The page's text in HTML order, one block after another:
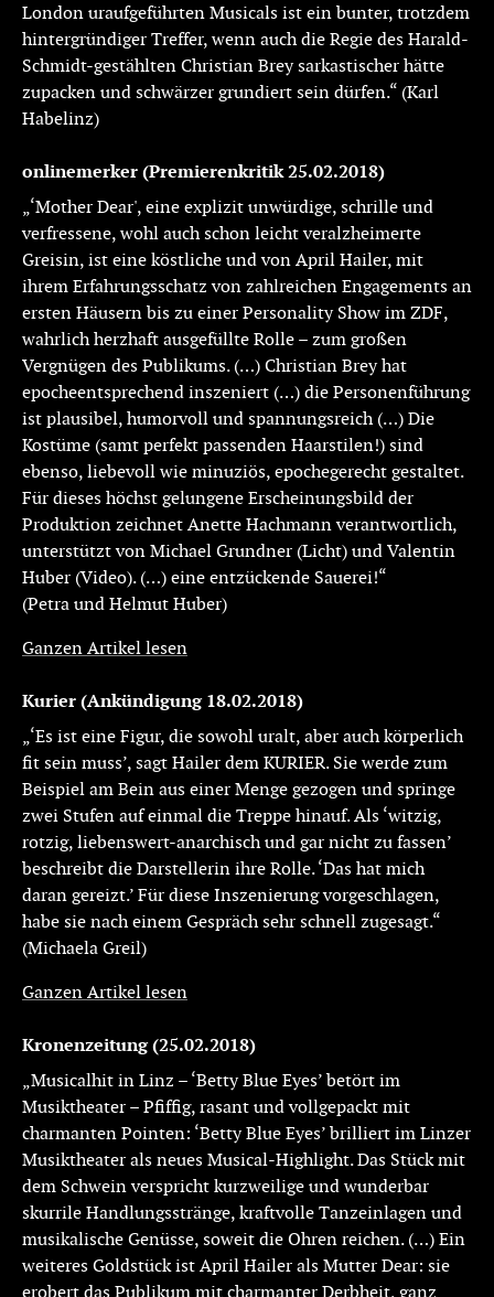
London uraufgeführten Musicals ist ein bunter, trotzdem
hintergründiger Treffer, wenn auch die Regie des Harald-
Schmidt-gestählten Christian Brey sarkastischer hätte
zupacken und schwärzer grundiert sein dürfen.“ (Karl
Habelinz)
onlinemerker (Premierenkritik 25.02.2018)
„‘Mother Dear', eine explizit unwürdige, schrille und
verfressene, wohl auch schon leicht veralzheimerte
Greisin, ist eine köstliche und von April Hailer, mit
ihrem Erfahrungsschatz von zahlreichen Engagements an
ersten Häusern bis zu einer Personality Show im ZDF,
wahrlich herzhaft ausgefüllte Rolle – zum großen
Vergnügen des Publikums. (…) Christian Brey hat
epocheentsprechend inszeniert (…) die Personenführung
ist plausibel, humorvoll und spannungsreich (…) Die
Kostüme (samt perfekt passenden Haarstilen!) sind
ebenso, liebevoll wie minuziös, epochegerecht gestaltet.
Für dieses höchst gelungene Erscheinungsbild der
Produktion zeichnet Anette Hachmann verantwortlich,
unterstützt von Michael Grundner (Licht) und Valentin
Huber (Video). (…) eine entzückende Sauerei!“
(Petra und Helmut Huber)
Ganzen Artikel lesen
Kurier (Ankündigung 18.02.2018)
„‘Es ist eine Figur, die sowohl uralt, aber auch körperlich
fit sein muss’, sagtHailerdem KURIER. Sie werde zum
Beispiel am Bein aus einer Menge gezogen und springe
zwei Stufen auf einmal die Treppe hinauf. Als ‘witzig,
rotzig, liebenswert-anarchisch und gar nicht zu fassen’
beschreibt die Darstellerin ihre Rolle. ‘Das hat mich
daran gereizt.’ Für diese Inszenierung vorgeschlagen,
habe sie nach einem Gespräch sehr schnell zugesagt.“
(Michaela Greil)
Ganzen Artikel lesen
Kronenzeitung (25.02.2018)
„Musicalhit in Linz – ‘Betty Blue Eyes’ betört im
Musiktheater – Pfiffig, rasant und vollgepackt mit
charmanten Pointen: ‘Betty Blue Eyes’ brilliert im Linzer
Musiktheater als neues Musical-Highlight. Das Stück mit
dem Schwein verspricht kurzweilige und wunderbar
skurrile Handlungsstränge, kraftvolle Tanzeinlagen und
musikalische Genüsse, soweit die Ohren reichen. (…) Ein
weiteres Goldstück ist April Hailer als Mutter Dear: sie
erobert das Publikum mit charmanter Derbheit, ganz